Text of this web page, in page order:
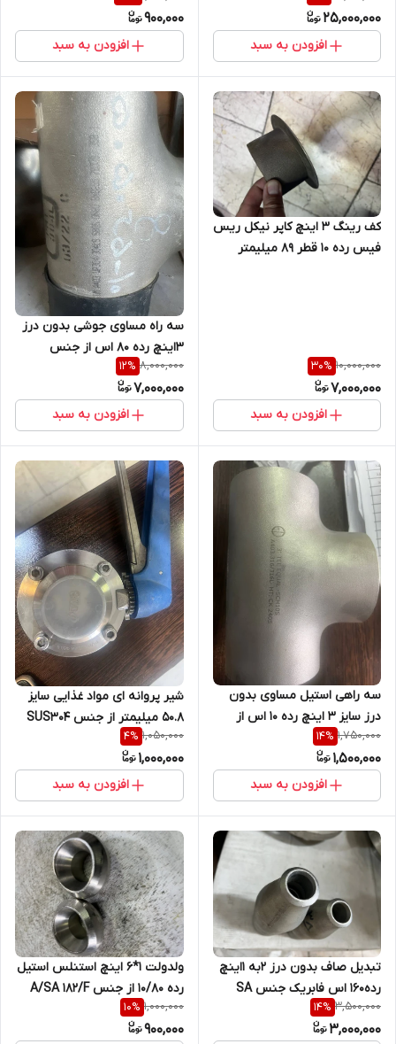
25,000,000
افزودن به سبد
900,000
افزودن به سبد
کف رینگ 3 اینچ کاپر نیکل ریس
فیس رده 10 قطر 89 میلیمتر
10,000,000
30%
7,000,000
افزودن به سبد
سه راه مساوی جوشی بدون درز
3اینچ رده 80 اس از جنس
SA403 WP 304 /304L
8,000,000
12%
7,000,000
افزودن به سبد
سه راهی استیل مساوی بدون
درز سایز 3 اینچ رده 10 اس از
جنس SA403 WP 316/316L
1,750,000
14%
1,500,000
افزودن به سبد
شیر پروانه ای مواد غذایی سایز
50.8 میلیمتر از جنس SUS304
1,050,000
4%
1,000,000
افزودن به سبد
تبدیل صاف بدون درز 2به 1اینچ
رده160 اس فابریک جنس SA
403WP3 316 L
3,500,000
14%
3,000,000
ولدولت 1*6 اینچ استنلس استیل
رده 10/80 از جنس A/SA 182/F
316L
1,000,000
10%
900,000